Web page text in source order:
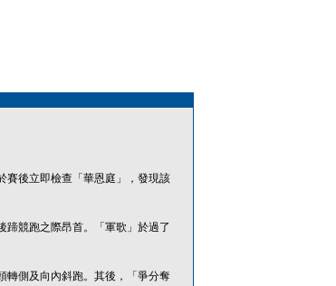
賽後立即檢查「華恩庭」，發現該
蹄競跑之際昂首。「軍歌」於過了
轉側及向內斜跑。其後，「爭分奪